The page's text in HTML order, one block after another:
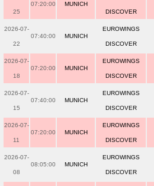
25
07:20:00 MUNICH
DISCOVER
2026-07-
22
07:40:00 MUNICH
EUROWINGS
DISCOVER
2026-07-
18
07:20:00 MUNICH
EUROWINGS
DISCOVER
2026-07-
15
07:40:00 MUNICH
EUROWINGS
DISCOVER
2026-07-
11
07:20:00 MUNICH
EUROWINGS
DISCOVER
2026-07-
08
08:05:00 MUNICH
EUROWINGS
DISCOVER